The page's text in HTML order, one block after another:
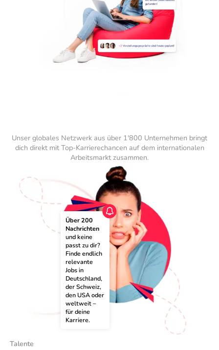
Unser globales Netzwerk aus über 1'800 Unternehmen bringt
dich direkt mit Top-Karrierechancen auf dem internationalen
Arbeitsmarkt zusammen.
Über 200
Nachrichten
und keine
passt zu dir?
Finde endlich
relevante
Jobs in
Deutschland,
der Schweiz,
den USA oder
weltweit –
für deine
Karriere.
Talente